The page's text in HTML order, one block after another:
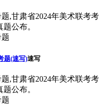
,甘肃省2024年美术联考考
公布。
题(速写)速写
,甘肃省2024年美术联考考
公布。